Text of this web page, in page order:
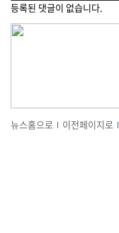
등록된 댓글이 없습니다.
뉴스홈으로 이전페이지로